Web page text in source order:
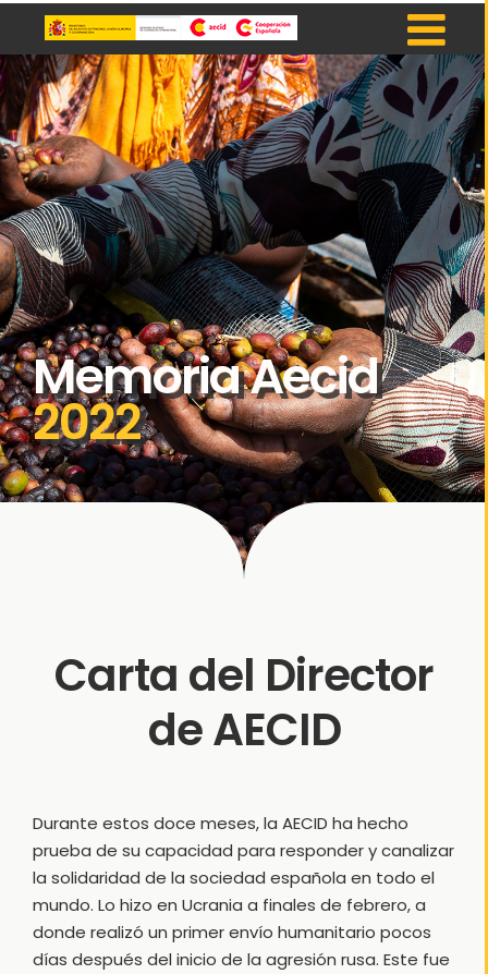
Memoria Aecid
2022
Carta del Director
de AECID
Durante estos doce meses, la AECID ha hecho
prueba de su capacidad para responder y canalizar
la solidaridad de la sociedad española en todo el
mundo. Lo hizo en Ucrania a finales de febrero, a
donde realizó un primer envío humanitario pocos
días después del inicio de la agresión rusa. Este fue